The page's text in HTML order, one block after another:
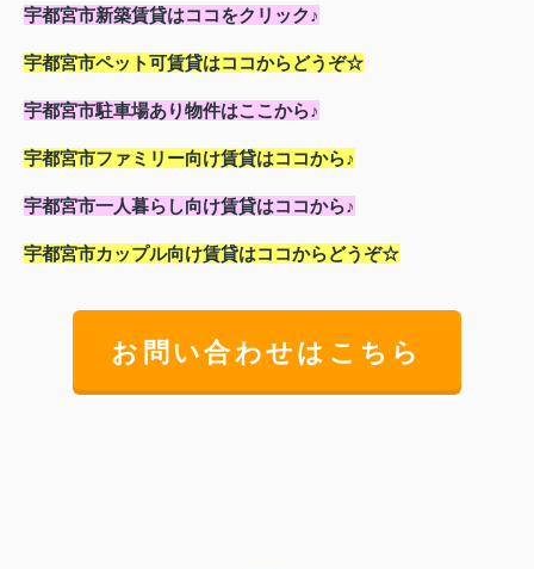
宇都宮市新築賃貸はココをクリック♪
宇都宮市ペット可賃貸はココからどうぞ☆
宇都宮市駐車場あり物件はここから♪
宇都宮市ファミリー向け賃貸はココから♪
宇都宮市一人暮らし向け賃貸はココから♪
宇都宮市カップル向け賃貸はココからどうぞ☆
お問い合わせはこちら